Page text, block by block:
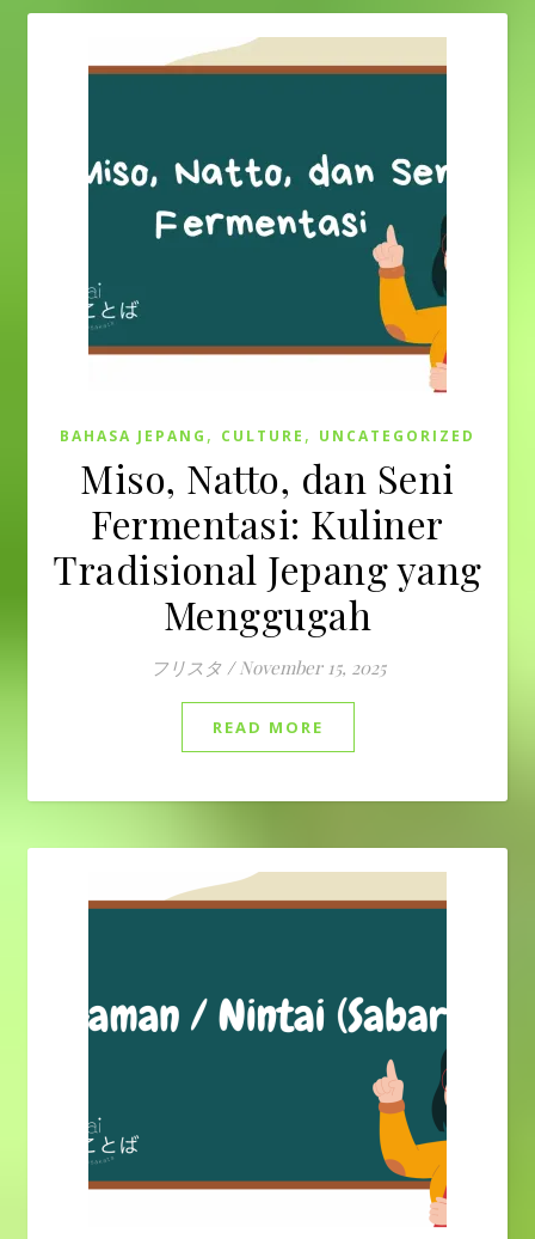
BAHASA JEPANG , CULTURE , UNCATEGORIZED
Miso, Natto, dan Seni
Fermentasi: Kuliner
Tradisional Jepang yang
Menggugah
フリスタ / November 15, 2025
READ MORE